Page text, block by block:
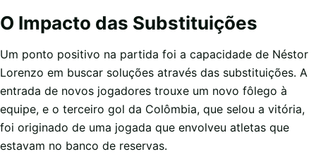
O Impacto das Substituições
Um ponto positivo na partida foi a capacidade de Néstor
Lorenzo em buscar soluções através das substituições. A
entrada de novos jogadores trouxe um novo fôlego à
equipe, e o terceiro gol da Colômbia, que selou a vitória,
foi originado de uma jogada que envolveu atletas que
estavam no banco de reservas.